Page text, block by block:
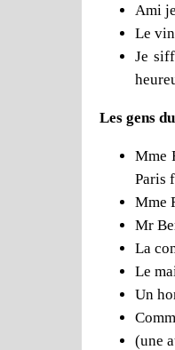
Ami
Le
Je
Les gens
Mme
Paris
Mme
Mr
La
Le
Un
(une